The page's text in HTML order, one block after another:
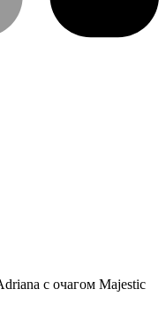
с очагом Majestic